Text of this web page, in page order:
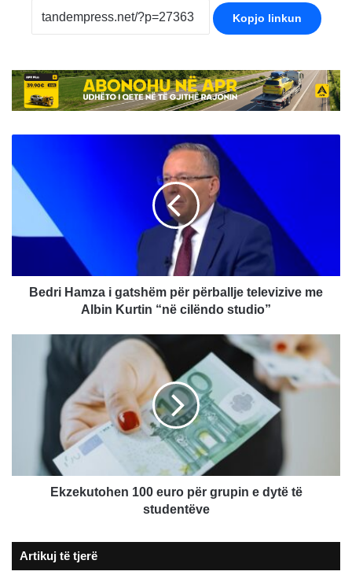
Kopjo linkun
gatshëm
televizive
Albin
KurtinBedri Hamza i gatshëm për përballje televizive me
Albin Kurtin “në cilëndo studio”
studentëve
Ekzekutohen 100 euro për grupin e dytë të
studentëve
Artikuj të tjerë